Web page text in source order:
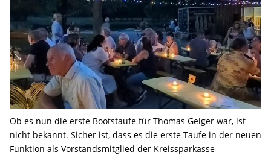
Ob es nun die erste Bootstaufe für Thomas Geiger war, ist
nicht bekannt. Sicher ist, dass es die erste Taufe in der neuen
Funktion als Vorstandsmitglied der Kreissparkasse